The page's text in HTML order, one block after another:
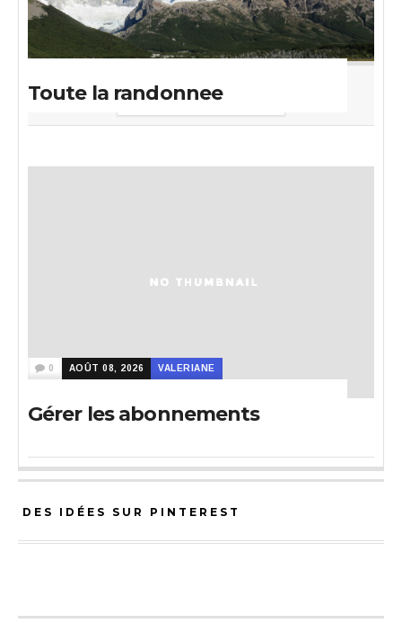
Toute la randonnee
A DECOUVRIR
0 AOÛT 08, 2026 VALERIANE
Gérer les abonnements
DES IDÉES SUR PINTEREST